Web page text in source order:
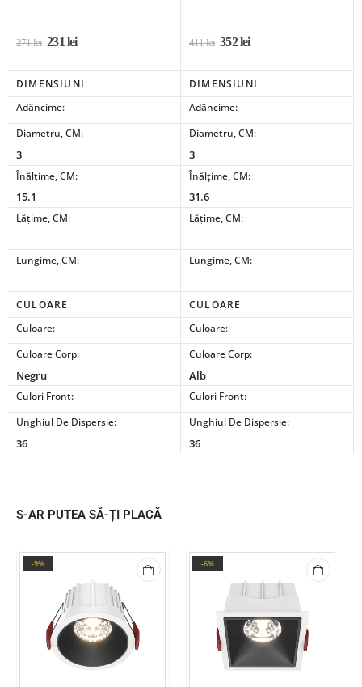
271lei 231lei 411lei 352lei
DIMENSIUNI
DIMENSIUNI
Adâncime:
Adâncime:
Diametru, CM:
3
Diametru, CM:
3
Înălțime, CM:
15.1
Înălțime, CM:
31.6
Lățime, CM: Lățime, CM:
Lungime, CM: Lungime, CM:
CULOARE
CULOARE
Culoare:
Culoare:
Culoare Corp:
Negru
Culoare Corp:
Alb
Culori Front:
Culori Front:
Unghiul De Dispersie:
36
Unghiul De Dispersie:
36
S-AR PUTEA SĂ-ȚI PLACĂ
-9% -6%